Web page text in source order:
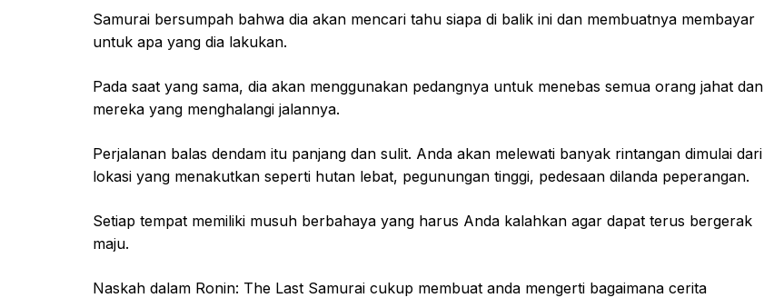
Samurai bersumpah bahwa dia akan mencari tahu siapa di balik ini dan membuatnya membayar
untuk apa yang dia lakukan.
Pada saat yang sama, dia akan menggunakan pedangnya untuk menebas semua orang jahat dan
mereka yang menghalangi jalannya.
Perjalanan balas dendam itu panjang dan sulit. Anda akan melewati banyak rintangan dimulai dari
lokasi yang menakutkan seperti hutan lebat, pegunungan tinggi, pedesaan dilanda peperangan.
Setiap tempat memiliki musuh berbahaya yang harus Anda kalahkan agar dapat terus bergerak
maju.
Naskah dalam Ronin: The Last Samurai cukup membuat anda mengerti bagaimana cerita